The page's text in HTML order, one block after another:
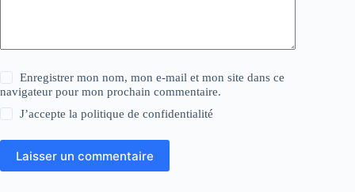
Enregistrer mon nom, mon e-mail et mon site dans ce
navigateur pour mon prochain commentaire.
J’accepte lapolitique de confidentialité
Laisser un commentaire